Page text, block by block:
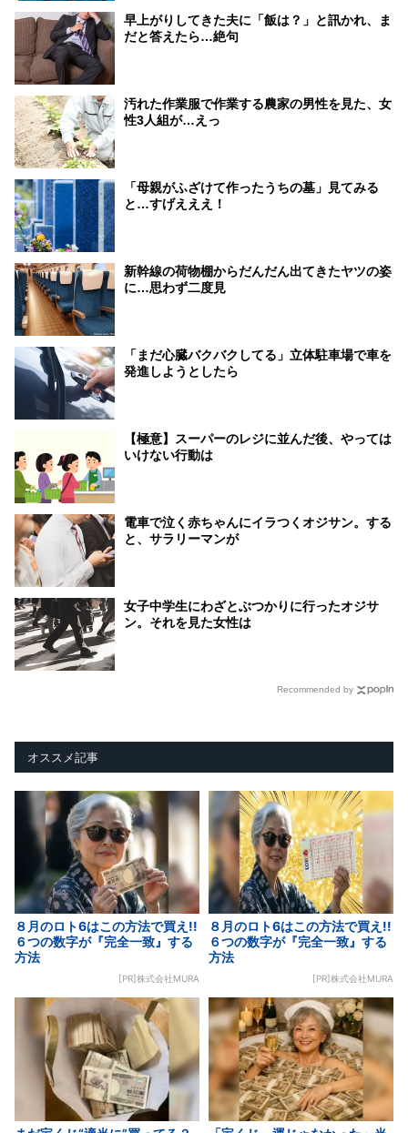
早上がりしてきた夫に「飯は？」と訊かれ、ま
だと答えたら…絶句
汚れた作業服で作業する農家の男性を見た、女
性3人組が…えっ
「母親がふざけて作ったうちの墓」見てみる
と…すげえええ！
新幹線の荷物棚からだんだん出てきたヤツの姿
に…思わず二度見
「まだ心臓バクバクしてる」立体駐車場で車を
発進しようとしたら
【極意】スーパーのレジに並んだ後、やっては
いけない行動は
電車で泣く赤ちゃんにイラつくオジサン。する
と、サラリーマンが
女子中学生にわざとぶつかりに行ったオジサ
ン。それを見た女性は
Recommended by
オススメ記事
８月のロト6はこの方法で買え!!
６つの数字が『完全一致』する
方法
[PR]株式会社MURA
８月のロト6はこの方法で買え!!
６つの数字が『完全一致』する
方法
[PR]株式会社MURA